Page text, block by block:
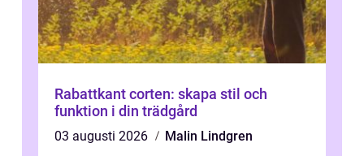
Rabattkant corten: skapa stil och
funktion i din trädgård
03 augusti 2026
Malin Lindgren